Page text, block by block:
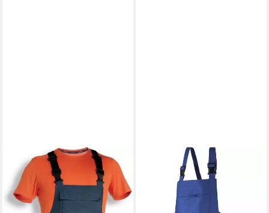
UVEX Latzhose
ab 48,09 € UVP
-33%
CEPOVETT Latzhose
Latzhose Essentials
ab 27,89 €
33,60 €